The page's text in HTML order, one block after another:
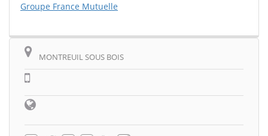
Groupe France Mutuelle
MONTREUIL SOUS BOIS